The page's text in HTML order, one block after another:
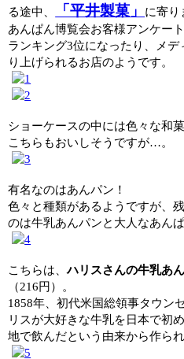
る途中、
「平井製菓」
に寄り
あんぱん博覧会お客様アンケー
ランキング3位になったり、メデ
り上げられるお店のようです。
ショーケースの中には色々な和菓
こちらもおいしそうですが…。
有名なのはあんパン！
色々と種類があるようですが、
のは牛乳あんパンと大人なあんぱ
こちらは、ハリスさんの牛乳あ
（216円）。
1858年、初代米国総領事タウン
リスが大好きな牛乳を日本で初
地で飲んだという由来から作られ